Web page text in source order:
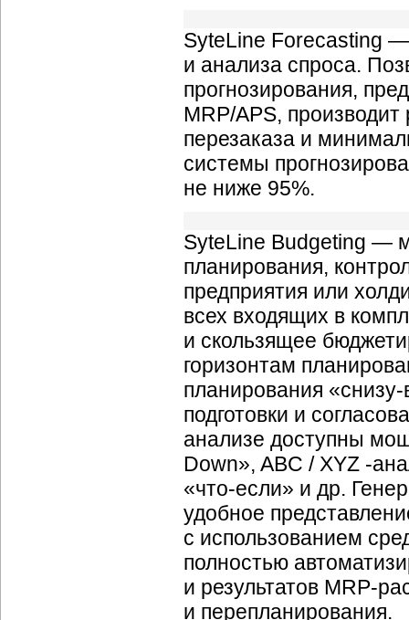
SyteLine Forecasting —
и анализа спроса.
прогнозирования,
MRP/APS, производит
перезаказа и
системы
не ниже 95%.
SyteLine Budgeting —
планирования,
предприятия или
всех входящих в
и скользящее
горизонтам
планирования
подготовки и
анализе доступны
Down», ABC / XYZ -
«что-если» и др.
удобное
с использованием
полностью
и результатов MRP-
и перепланирования.